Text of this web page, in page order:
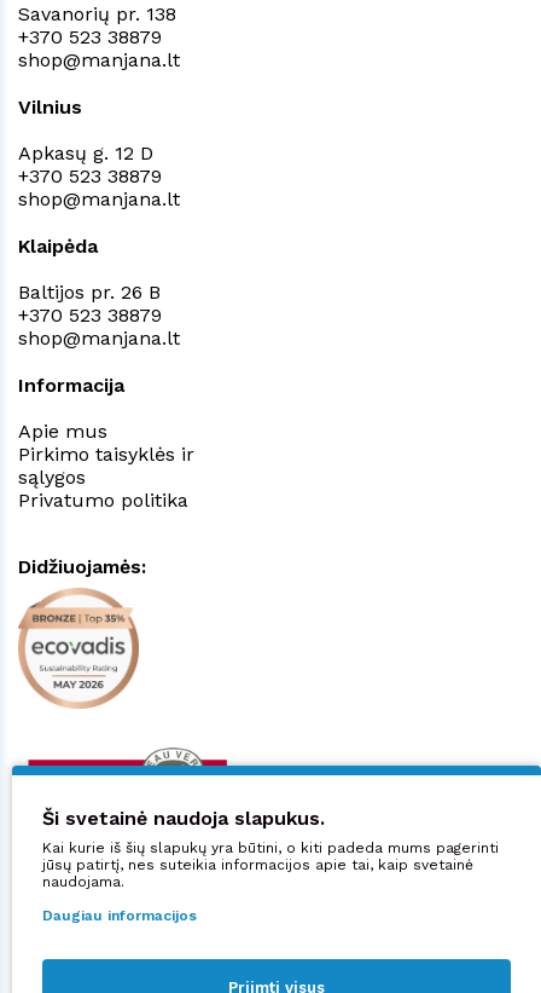
Savanorių pr. 138
+370 523 38879
shop@manjana.lt
Vilnius
Apkasų g. 12 D
+370 523 38879
shop@manjana.lt
Klaipėda
Baltijos pr. 26 B
+370 523 38879
shop@manjana.lt
Informacija
Apie mus
Pirkimo taisyklės ir
sąlygos
Privatumo politika
Didžiuojamės:
Ši svetainė naudoja slapukus.
Kai kurie iš šių slapukų yra būtini, o kiti padeda mums pagerinti
jūsų patirtį, nes suteikia informacijos apie tai, kaip svetainė
naudojama.
Daugiau informacijos
Priimti visus